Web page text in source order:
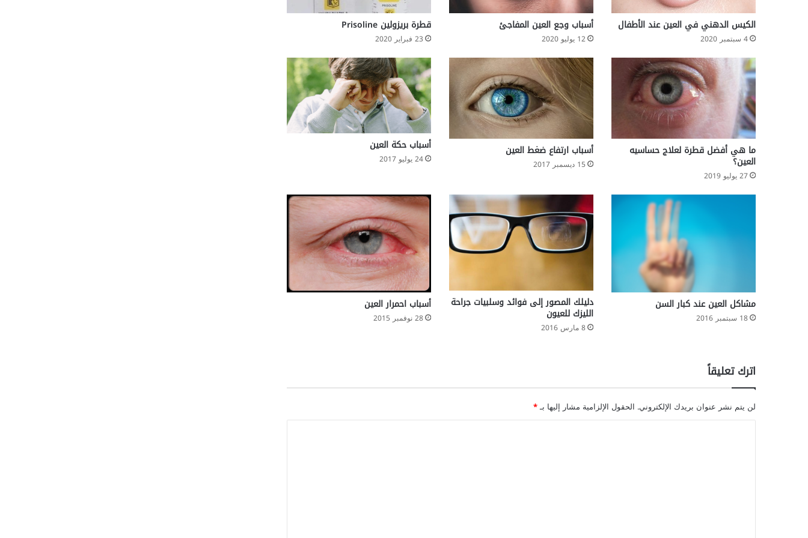
ا
ت
ا
ل
ط
ب
ي
ل
ع
ا
م
2
0
2
ي
ب
ل
ي
ك
ا
و
ر
ق
م
1
9
ا
ع
ا
الكيس الدهني في العين عند الأطفال
4 سبتمبر 2020
أسباب وجع العين المفاجئ
12 يوليو 2020
قطرة بريزولين Prisoline
23 فبراير 2020
ما هي أفضل قطرة لعلاج حساسيه
العين؟
27 يوليو 2019
أسباب ارتفاع ضغط العين
15 ديسمبر 2017
أسباب حكة العين
24 يوليو 2017
مشاكل العين عند كبار السن
18 سبتمبر 2016
دليلك المصور إلى فوائد وسلبيات جراحة
الليزك للعيون
8 مارس 2016
أسباب احمرار العين
28 نوفمبر 2015
اترك تعليقاً
لن يتم نشر عنوان بريدك الإلكتروني. الحقول الإلزامية مشار إليها بـ*